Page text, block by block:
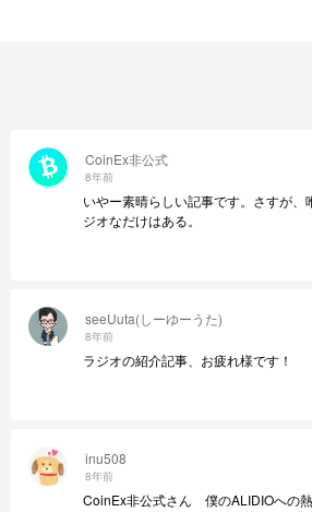
inu508
8年前
CoinEx非公式さん 僕のALIDIOへの
seeUuta(しーゆーうた)
8年前
ラジオの紹介記事、お疲れ様です！
CoinEx非公式
8年前
いやー素晴らしい記事です。さすが、
ジオなだけはある。